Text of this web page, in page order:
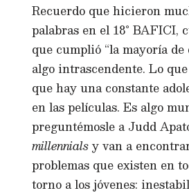
Recuerdo que hicieron
palabras en el 18° BAFICI,
que cumplió “la mayoría de
algo intrascendente. Lo
que hay una constante
en las películas. Es algo
preguntémosle a Judd
millennialsy van a
problemas que existen en
torno a los jóvenes: